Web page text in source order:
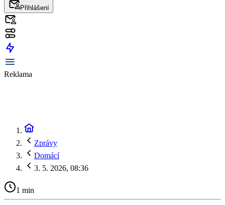
Přihlášení
Reklama
Zprávy
Domácí
3. 5. 2026, 08:36
1 min